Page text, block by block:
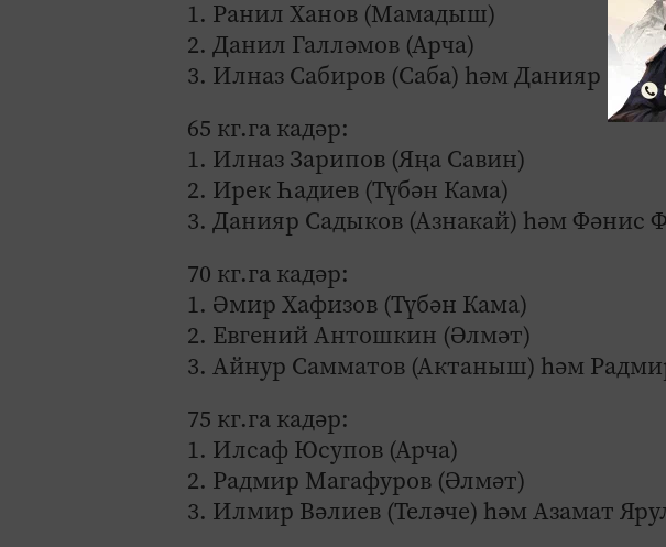
1. Ранил Ханов (Мамадыш)
2. Данил Галләмов (Арча)
3. Илназ Сабиров (Саба) һәм Данияр
65 кг.га кадәр:
1. Илназ Зарипов (Яңа Савин)
2. Ирек Һадиев (Түбән Кама)
3. Данияр Садыков (Азнакай) һәм Фәнис
70 кг.га кадәр:
1. Әмир Хафизов (Түбән Кама)
2. Евгений Антошкин (Әлмәт)
3. Айнур Самматов (Актаныш) һәм
75 кг.га кадәр:
1. Илсаф Юсупов (Арча)
2. Радмир Магафуров (Әлмәт)
3. Илмир Вәлиев (Теләче) һәм Азамат